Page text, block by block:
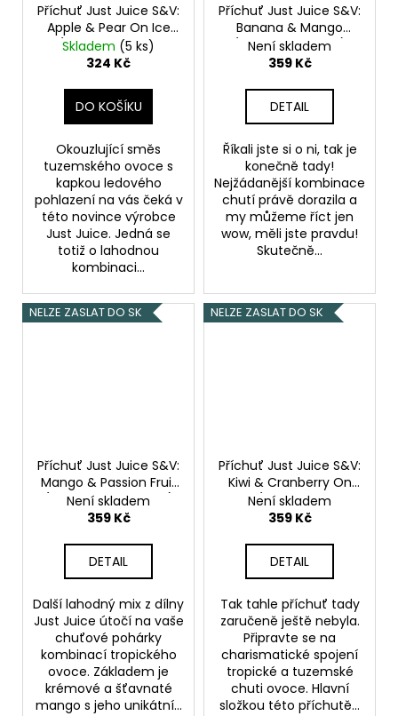
Příchuť Just Juice S&V:
Apple & Pear On Ice
(Ledové jablko a
hruška) 10ml
Skladem (5 ks)
324 Kč
DO KOŠÍKU
Okouzlující směs
tuzemského ovoce s
kapkou ledového
pohlazení na vás čeká v
této novince výrobce
Just Juice. Jedná se
totiž o lahodnou
kombinaci...
Příchuť Just Juice S&V:
Banana & Mango
(Banán & mango)
10ml
Není skladem
359 Kč
DETAIL
Říkali jste si o ni, tak je
konečně tady!
Nejžádanější kombinace
chutí právě dorazila a
my můžeme říct jen
wow, měli jste pravdu!
Skutečně...
NELZE ZASLAT DO SK
Příchuť Just Juice S&V:
Mango & Passion Fruit
(Mango & marakuja)
10ml
Není skladem
359 Kč
DETAIL
Další lahodný mix z dílny
Just Juice útočí na vaše
chuťové pohárky
kombinací tropického
ovoce. Základem je
krémové a šťavnaté
mango s jeho unikátní...
NELZE ZASLAT DO SK
Příchuť Just Juice S&V:
Kiwi & Cranberry On
Ice (Ledové kiwi &
brusinka) 10ml
Není skladem
359 Kč
DETAIL
Tak tahle příchuť tady
zaručeně ještě nebyla.
Připravte se na
charismatické spojení
tropické a tuzemské
chuti ovoce. Hlavní
složkou této příchutě...